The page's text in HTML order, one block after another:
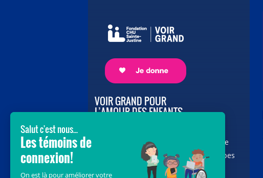
VOIR GRAND POUR
L’AMOUR DES ENFANTS
vous au cœur de la campagne majeure
Voir Grand, nous conduisons les équipes
soignantes vers les opportunités de la